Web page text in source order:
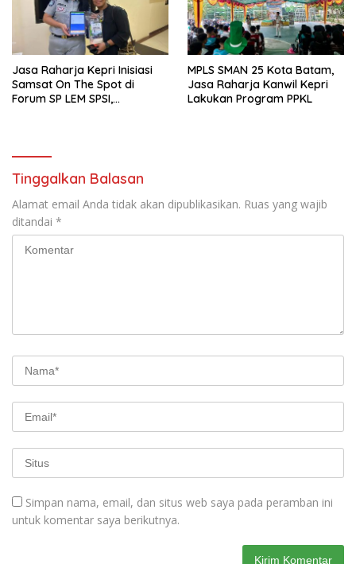
Jasa Raharja Kepri Inisiasi
Samsat On The Spot di
Forum SP LEM SPSI,
MPLS SMAN 25 Kota Batam,
Jasa Raharja Kanwil Kepri
Lakukan Program PPKL
Tinggalkan Balasan
Alamat email Anda tidak akan dipublikasikan. Ruas yang wajib
ditandai *
Simpan nama, email, dan situs web saya pada peramban ini
untuk komentar saya berikutnya.